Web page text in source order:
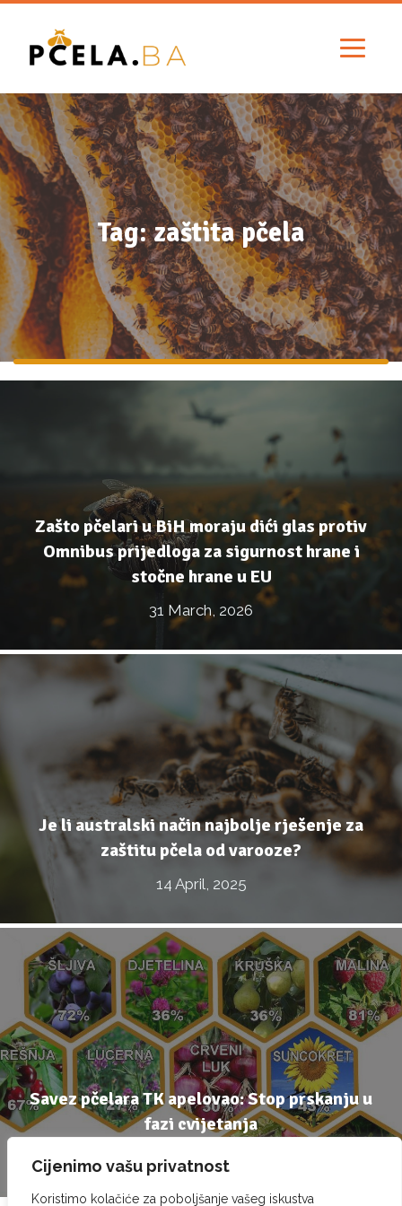
Cijenimo vašu privatnost
Koristimo kolačiće za poboljšanje vašeg iskustva
Tag: zaštita pčela
Zašto pčelari u BiH moraju dići glas protiv
Omnibus prijedloga za sigurnost hrane i
stočne hrane u EU
31 March, 2026
Je li australski način najbolje rješenje za
zaštitu pčela od varooze?
14 April, 2025
Savez pčelara TK apelovao: Stop prskanju u
fazi cvijetanja
25 March, 2025